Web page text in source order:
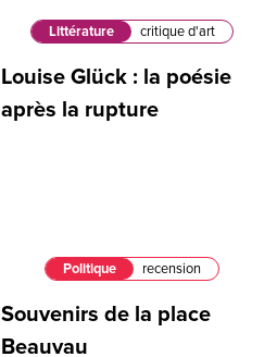
Littérature critique d'art
Louise Glück : la poésie
après la rupture
Politique recension
Souvenirs de la place
Beauvau